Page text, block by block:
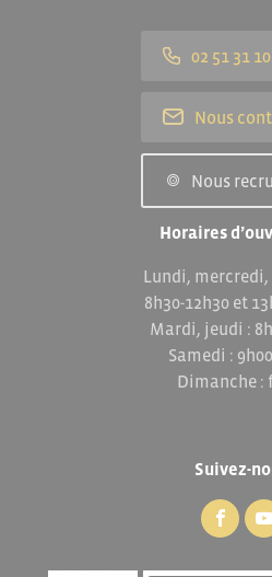
02 51 31
Nous
Nous
Horaires
Lundi, mercredi,
8h30-12h30 et
Mardi, jeudi :
Samedi :
Dimanche :
Suivez-